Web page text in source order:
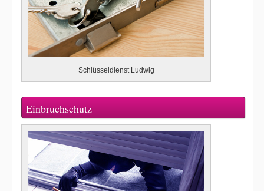
Schlüsseldienst Ludwig
Einbruchschutz